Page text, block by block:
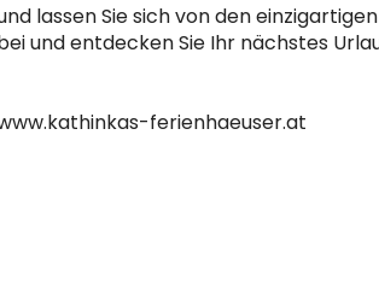
lassen Sie sich von den
und entdecken Sie Ihr nächstes
ferienhaeuser.at